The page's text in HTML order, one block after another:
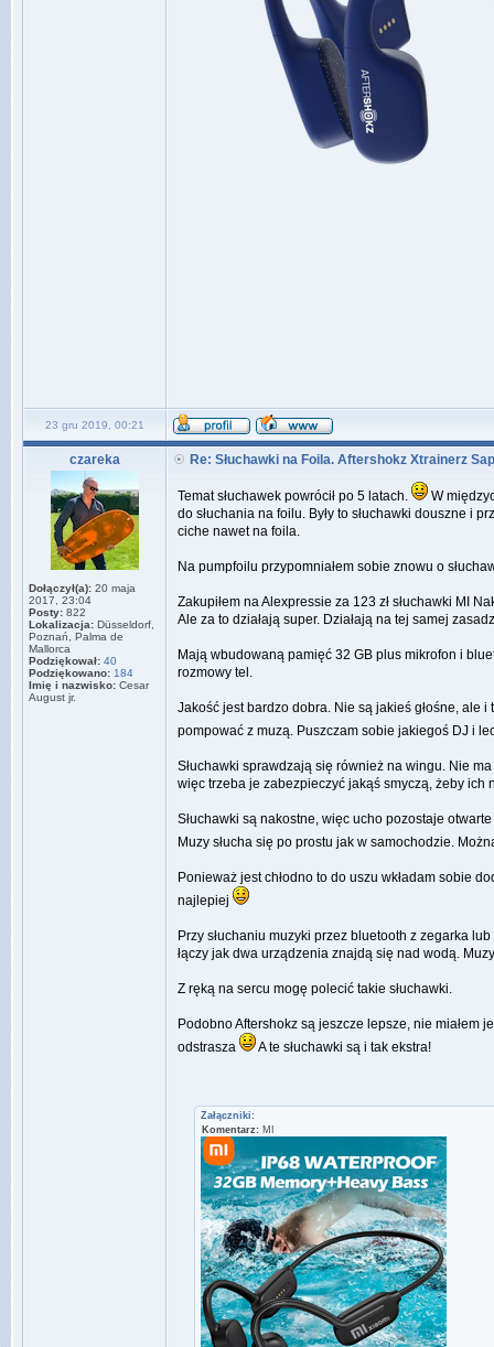
23 gru 2019, 00:21
czareka
Dołączył(a): 20 maja
2017, 23:04
Posty: 822
Lokalizacja: Düsseldorf,
Poznań, Palma de
Mallorca
Podziękował: 40
Podziękowano: 184
Imię i nazwisko: Cesar
August jr.
Re: Słuchawki na Foila. Aftershokz Xtrainerz
Temat słuchawek powrócił po 5 latach.
W
do słuchania na foilu. Były to słuchawki douszne i
ciche nawet na foila.
Na pumpfoilu przypomniałem sobie znowu o
Zakupiłem na Alexpressie za 123 zł słuchawki MI
Ale za to działają super. Działają na tej samej
Mają wbudowaną pamięć 32 GB plus mikrofon i
rozmowy tel.
Jakość jest bardzo dobra. Nie są jakieś głośne, ale i
pompować z muzą. Puszczam sobie jakiegoś DJ i
Słuchawki sprawdzają się również na wingu. Nie
więc trzeba je zabezpieczyć jakąś smyczą, żeby ich
Słuchawki są nakostne, więc ucho pozostaje
Muzy słucha się po prostu jak w samochodzie.
Ponieważ jest chłodno to do uszu wkładam sobie
najlepiej
Przy słuchaniu muzyki przez bluetooth z zegarka
łączy jak dwa urządzenia znajdą się nad wodą.
Z ręką na sercu mogę polecić takie słuchawki.
Podobno Aftershokz są jeszcze lepsze, nie
odstrasza
A te słuchawki są i tak ekstra!
Załączniki:
Komentarz: MI